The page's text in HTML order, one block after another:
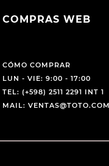
COMPRAS WEB
CÓMO COMPRAR
LUN - VIE: 9:00 - 17:00
TEL: (+598) 2511 2291 INT 1
MAIL: